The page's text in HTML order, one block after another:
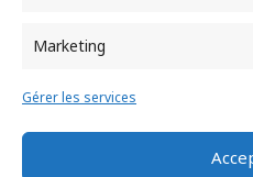
Marketing
Gérer les services